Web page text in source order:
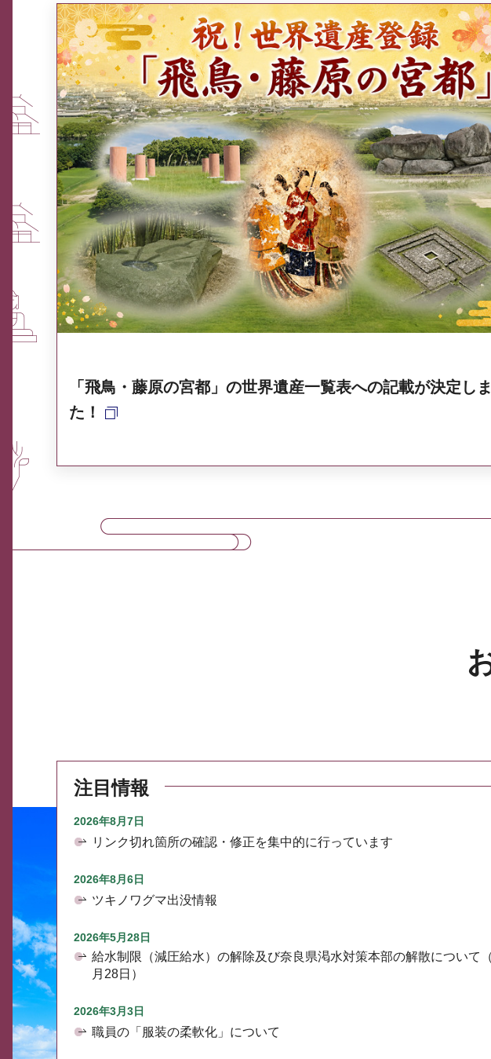
「飛鳥・藤原の宮都」の世界遺産一覧表への記載が決定し
た！
中東情勢や原油価格上昇の影響
を受ける中小企業向け相談窓口
について
ふるさと納税なら、奈良
県広報誌
2026年8
注目情報
2026年8月7日
リンク切れ箇所の確認・修正を集中的に行っています
2026年8月6日
ツキノワグマ出没情報
2026年5月28日
給水制限（減圧給水）の解除及び奈良県渇水対策本部の解散について
月28日）
2026年3月3日
職員の「服装の柔軟化」について